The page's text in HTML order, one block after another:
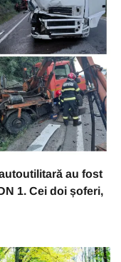
au fost
1. Cei doi șoferi,